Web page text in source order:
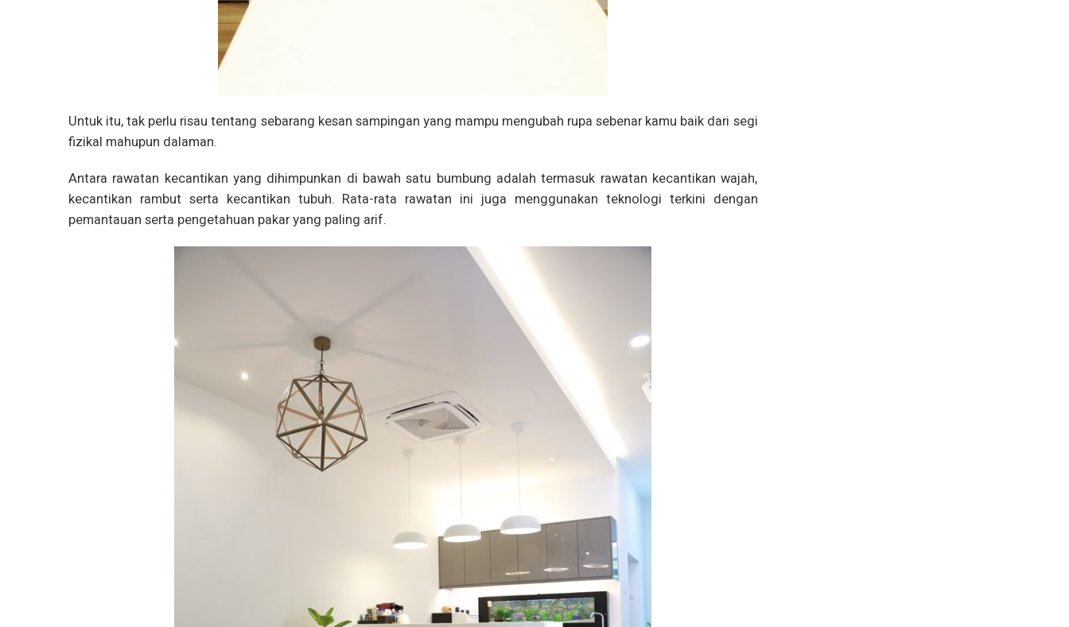
Untuk itu, tak perlu risau tentang sebarang kesan sampingan yang mampu mengubah rupa sebenar kamu baik dari segi
fizikal mahupun dalaman.
Antara rawatan kecantikan yang dihimpunkan di bawah satu bumbung adalah termasuk rawatan kecantikan wajah,
kecantikan rambut serta kecantikan tubuh. Rata-rata rawatan ini juga menggunakan teknologi terkini dengan
pemantauan serta pengetahuan pakar yang paling arif.